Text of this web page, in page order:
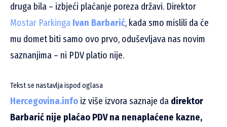
druga bila – izbjeći plaćanje poreza državi. Direktor
Mostar Parkinga Ivan Barbarić, kada smo mislili da će
mu domet biti samo ovo prvo, oduševljava nas novim
saznanjima – ni PDV platio nije.
Tekst se nastavlja ispod oglasa
Hercegovina.info iz više izvora saznaje da direktor
Barbarić nije plaćao PDV na nenaplaćene kazne,